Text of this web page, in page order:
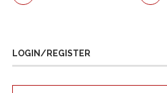
LOGIN/REGISTER